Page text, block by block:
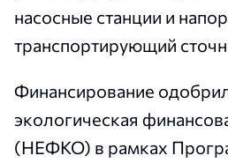
насосные станции и
транспортирующий
Финансирование
экологическая
(НЕФКО) в рамках